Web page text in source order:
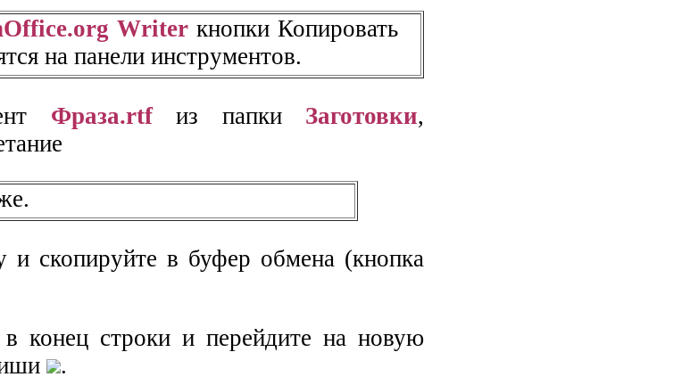
Writerкнопки Копировать
на панели инструментов.
Фраза.rtfиз папки Заготовки,
и скопируйте в буфер обмена (кнопка
конец строки и перейдите на новую
.